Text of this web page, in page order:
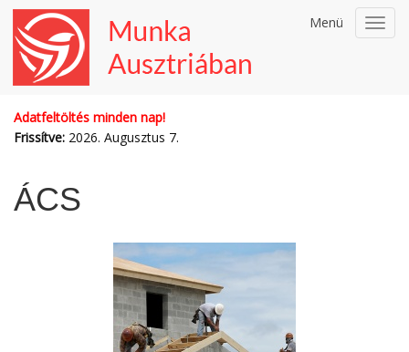
Menü
Adatfeltöltés minden nap!
Frissítve: 2026. Augusztus 7.
ÁCS